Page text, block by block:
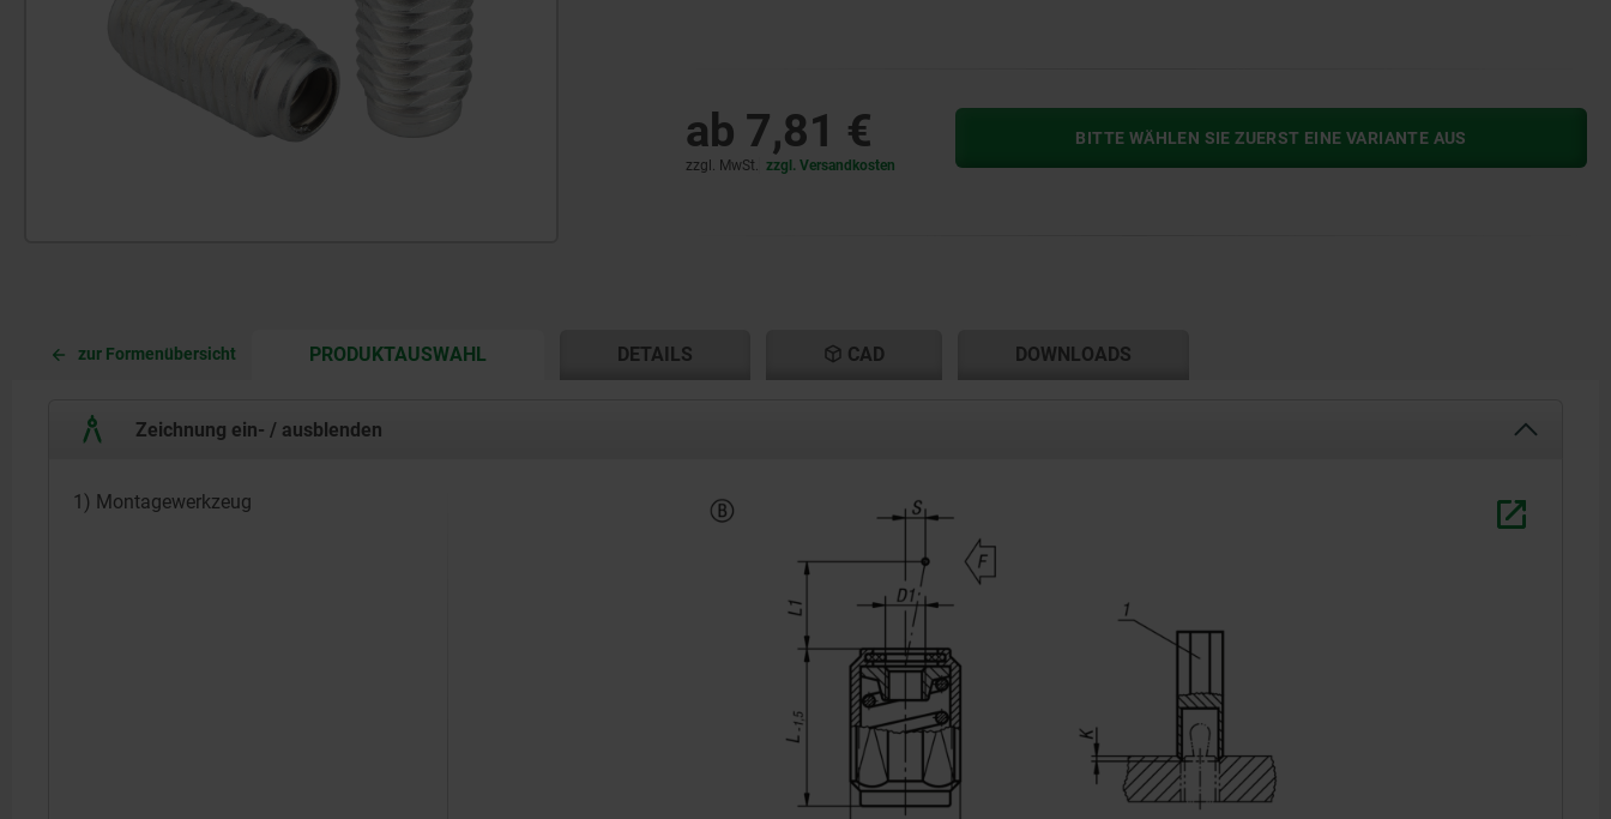
ab 7,81 €
zzgl. MwSt. zzgl. Versandkosten
BITTE WÄHLEN SIE ZUERST EINE VARIANTE AUS
zur Formenübersicht PRODUKTAUSWAHL DETAILS CAD DOWNLOADS
Zeichnung ein- / ausblenden
1) Montagewerkzeug